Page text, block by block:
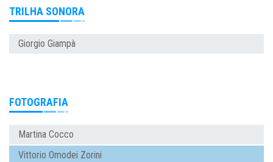
TRILHA SONORA
Giorgio Giampà
FOTOGRAFIA
Martina Cocco
Vittorio Omodei Zorini